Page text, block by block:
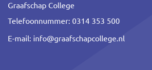
Graafschap College
Telefoonnummer: 0314 353 500
E-mail: info@graafschapcollege.nl